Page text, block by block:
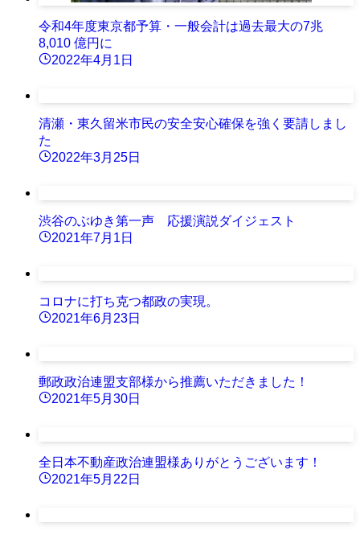
令和4年度東京都予算・一般会計は過去最大の7兆
8,010 億円に
2022年4月1日
清瀬・東久留米市民の安全安心確保を強く要請しまし
た
2022年3月25日
渋谷のぶゆき第一声 応援演説ダイジェスト
2021年7月1日
コロナに打ち克つ都政の実現。
2021年6月23日
郵政政治連盟支部様から推薦いただきました！
2021年5月30日
全日本不動産政治連盟様ありがとうございます！
2021年5月22日